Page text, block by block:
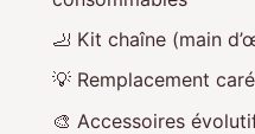
🦶 Kit chaîne (main
💡 Remplacement
🎨 Accessoires